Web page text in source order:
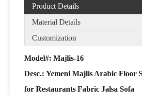
Product Details
Material Details
Customization
Model#: Majlis-16
Desc.: Yemeni Majlis Arabic Floor
for Restaurants Fabric Jalsa Sofa